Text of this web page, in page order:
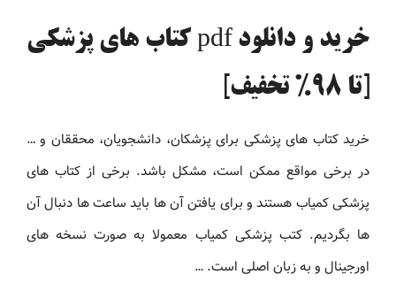
خرید و دانلود pdf کتاب های پزشکی
[تا 98% تخفیف]
خرید کتاب های پزشکی برای پزشکان، دانشجویان، محققان و …
در برخی مواقع ممکن است، مشکل باشد. برخی از کتاب های
پزشکی کمیاب هستند و برای یافتن آن ها باید ساعت ها دنبال آن
ها بگردیم. کتب پزشکی کمیاب معمولا به صورت نسخه های
اورجینال و به زبان اصلی است. …